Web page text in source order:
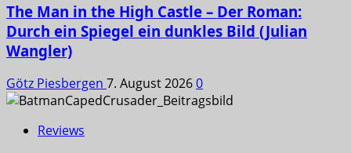
The Man in the High Castle – Der Roman:
Durch ein Spiegel ein dunkles Bild (Julian
Wangler)
Götz Piesbergen 7. August 20260
Reviews